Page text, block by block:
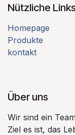
Nützliche Links
Homepage
Produkte
kontakt
Über uns​
Wir sind ein
Ziel es ist, das